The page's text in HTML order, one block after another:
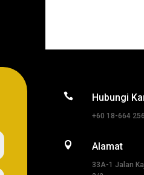
 Hubungi
+60 18-664
 Alamat
33A-1 Jalan